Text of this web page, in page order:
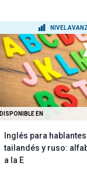
NIVEL
DISPONIBLE EN
Inglés para
tailandés y ruso:
a la E